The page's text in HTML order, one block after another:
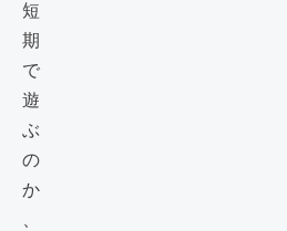
短
期
で
遊
ぶ
の
か
、